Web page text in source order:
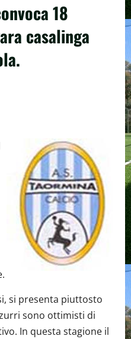
18
casalinga
si presenta piuttosto
sono ottimisti di
In questa stagione il